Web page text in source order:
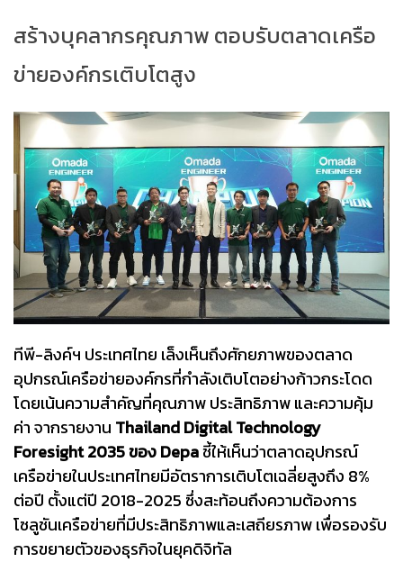
สร้างบุคลากรคุณภาพ ตอบรับตลาดเครือ
ข่ายองค์กรเติบโตสูง
ทีพี-ลิงค์ฯ ประเทศไทย เล็งเห็นถึงศักยภาพของตลาด
อุปกรณ์เครือข่ายองค์กรที่กำลังเติบโตอย่างก้าวกระโดด
โดยเน้นความสำคัญที่คุณภาพ ประสิทธิภาพ และความคุ้ม
ค่า จากรายงาน Thailand Digital Technology
Foresight 2035 ของ Depaชี้ให้เห็นว่าตลาดอุปกรณ์
เครือข่ายในประเทศไทยมีอัตราการเติบโตเฉลี่ยสูงถึง 8%
ต่อปี ตั้งแต่ปี 2018-2025 ซึ่งสะท้อนถึงความต้องการ
โซลูชันเครือข่ายที่มีประสิทธิภาพและเสถียรภาพ เพื่อรองรับ
การขยายตัวของธุรกิจในยุคดิจิทัล